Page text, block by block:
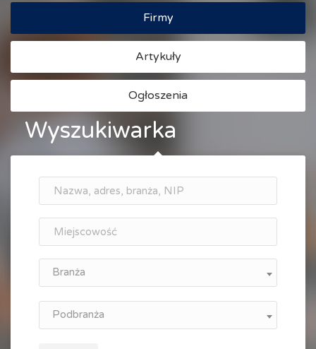
Firmy
Artykuły
Ogłoszenia
Wyszukiwarka
Branża
Podbranża